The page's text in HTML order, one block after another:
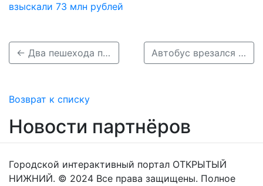
взыскали 73 млн рублей
← Два пешехода погибли под колёсами автомобилей в Нижегородской области 19 декабря Автобус врезался в дерево в Нижегородской области: пострадало 14 человек →
Возврат к списку
Новости партнёров
Городской интерактивный портал ОТКРЫТЫЙ
НИЖНИЙ. © 2024 Все права защищены. Полное